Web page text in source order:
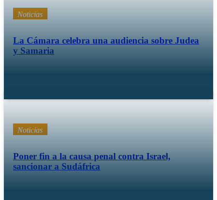
Noticias
La Cámara celebra una audiencia sobre Judea
y Samaria
Noticias
Poner fin a la causa penal contra Israel,
sancionar a Sudáfrica